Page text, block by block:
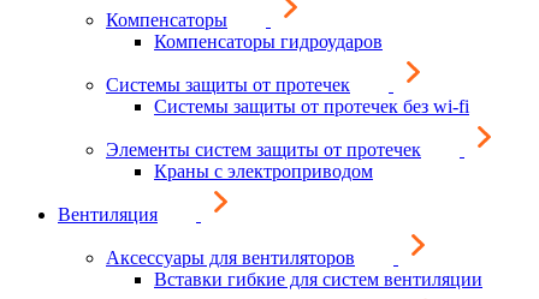
Компенсаторы
Компенсаторы гидроударов
Системы защиты от протечек
Системы защиты от протечек без wi-fi
Элементы систем защиты от протечек
Краны с электроприводом
Вентиляция
Аксессуары для вентиляторов
Вставки гибкие для систем вентиляции